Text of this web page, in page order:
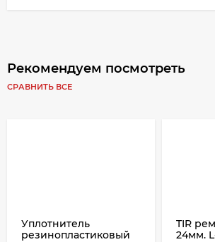
Рекомендуем посмотреть
СРАВНИТЬ ВСЕ
Уплотнитель
резинопластиковый
TIR
24мм.